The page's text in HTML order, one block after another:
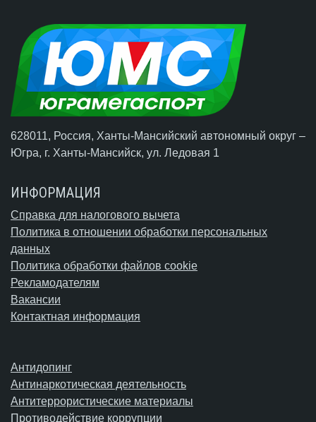
628011, Россия, Ханты-Мансийский автономный округ –
Югра, г. Ханты-Мансийск, ул. Ледовая 1
ИНФОРМАЦИЯ
Справка для налогового вычета
Политика в отношении обработки персональных
данных
Политика обработки файлов cookie
Рекламодателям
Вакансии
Контактная информация
Антидопинг
Антинаркотическая деятельность
Антитеррористические материалы
Противодействие коррупции